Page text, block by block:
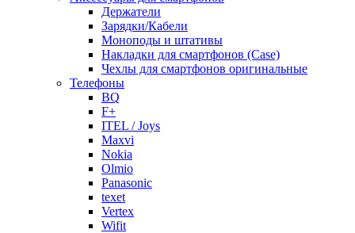
Держатели
Зарядки/Кабели
Моноподы и штативы
Накладки для смартфонов (Case)
Чехлы для смартфонов оригинальные
Телефоны
BQ
F+
ITEL / Joys
Maxvi
Nokia
Olmio
Panasonic
texet
Vertex
Wifit